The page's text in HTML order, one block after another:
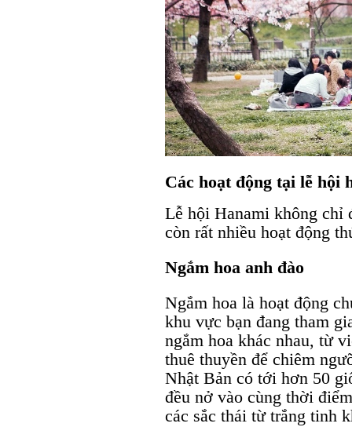
Các hoạt động tại lễ hội
Lễ hội Hanami không chỉ
còn rất nhiều hoạt động
Ngắm hoa anh đào
Ngắm hoa là hoạt động
khu vực bạn đang tham
ngắm hoa khác nhau, từ
thuê thuyền để chiêm
Nhật Bản có tới hơn 50
đều nở vào cùng thời
các sắc thái từ trắng tinh